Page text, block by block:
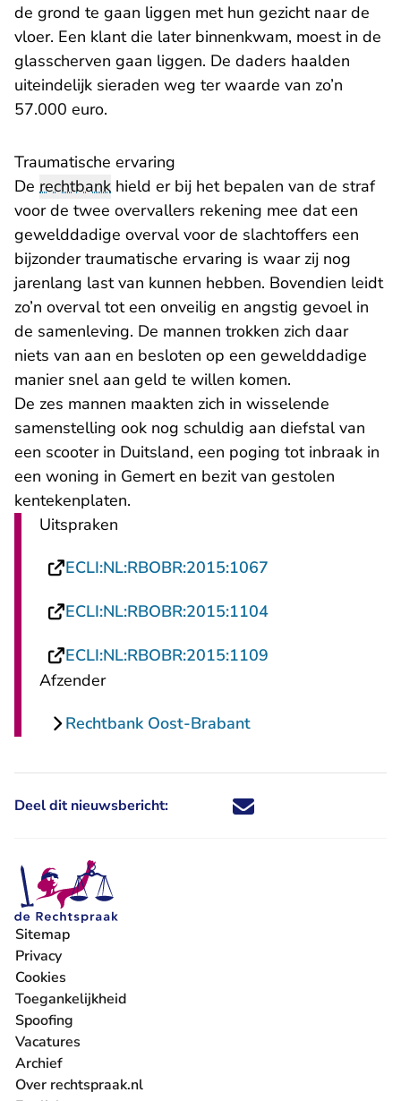
de grond te gaan liggen met hun gezicht naar de
vloer. Een klant die later binnenkwam, moest in de
glasscherven gaan liggen. De daders haalden
uiteindelijk sieraden weg ter waarde van zo’n
57.000 euro.
Traumatische ervaring
De rechtbank hield er bij het bepalen van de straf
voor de twee overvallers rekening mee dat een
gewelddadige overval voor de slachtoffers een
bijzonder traumatische ervaring is waar zij nog
jarenlang last van kunnen hebben. Bovendien leidt
zo’n overval tot een onveilig en angstig gevoel in
de samenleving. De mannen trokken zich daar
niets van aan en besloten op een gewelddadige
manier snel aan geld te willen komen.
De zes mannen maakten zich in wisselende
samenstelling ook nog schuldig aan diefstal van
een scooter in Duitsland, een poging tot inbraak in
een woning in Gemert en bezit van gestolen
kentekenplaten.
Uitspraken
ECLI:NL:RBOBR:2015:1067
ECLI:NL:RBOBR:2015:1104- U verlaat
ECLI:NL:RBOBR:2015:1109
Afzender
Rechtbank Oost-Brabant
Deel dit nieuwsbericht: Deel dit nieuwsbericht via X -
Deel dit nieuwsbericht via
Deel dit nieuwsbericht
Deel dit
Sitemap
Privacy
Cookies
Toegankelijkheid
Spoofing
Vacatures
- U verlaat Rechtspraak.nl
Archief
Over rechtspraak.nl